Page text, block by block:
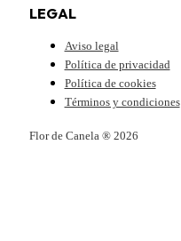
LEGAL
Aviso legal
Política de privacidad
Política de cookies
Términos y condiciones
Flor de Canela ® 2026